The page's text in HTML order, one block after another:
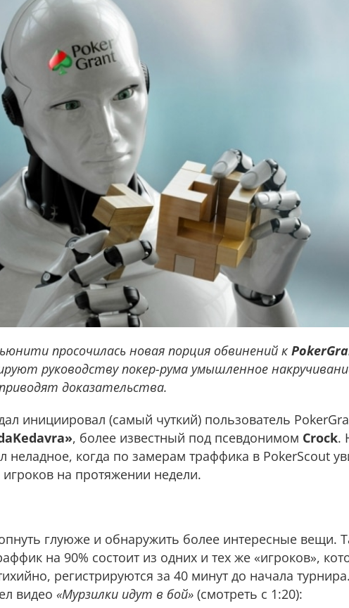
просочилась новая порция обвинений к
руководству покер-рума умышленное
доказательства.
инициировал (самый чуткий) пользователь
, более известный под псевдонимом Crock.
неладное, когда по замерам траффика в PokerScout
на протяжении недели.
глуюже и обнаружить более интересные вещи.
на 90% состоит из одних и тех же «игроков»,
регистрируются за 40 минут до начала
видео «Мурзилки идут в бой» (смотреть с 1:20):